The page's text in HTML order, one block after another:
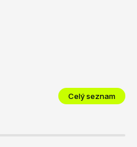
Celý seznam